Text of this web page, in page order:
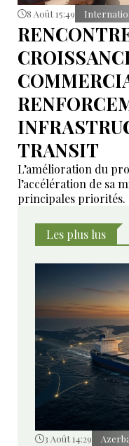
8 Août 15:49
TRANSIT
L’amélioration du
l’accélération de sa
principales priorités.
Les plus lus
3 Août 14:29